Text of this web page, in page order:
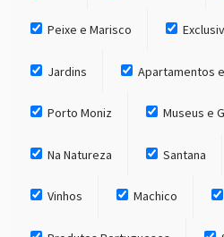
Peixe e Marisco
Jardins Apartamentos
Porto Moniz Museus e
Na Natureza Santana
Vinhos Machico